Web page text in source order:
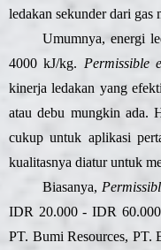
ledakan sekunder dari gas
Umumnya, energi
4000 kJ/kg. Permissible
kinerja ledakan yang
atau debu mungkin ada.
cukup untuk aplikasi
kualitasnya diatur untuk
Biasanya,
IDR 20.000 - IDR
PT. Bumi Resources, PT.